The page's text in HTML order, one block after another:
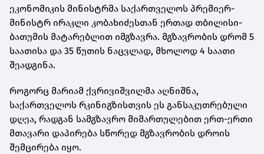
ეკონომიკის მინისტრმა საქართველოს პრემიერ-
მინისტრ ირაკლი კობახიძესთან ერთად თბილისი-
ბათუმის მატარებლით იმგზავრა. მგზავრობის დრომ 5
საათისა და 35 წუთის ნაცვლად, მხოლოდ 4 საათი
შეადგინა.
როგორც მარიამ ქვრივიშვილმა აღნიშნა,
საქართველოს რკინიგზისთვის ეს განსაკუთრებული
დღეა, რადგან სამგზავრო მიმართულებით ერთ-ერთი
მთავარი დაპირება სწორედ მგზავრობის დროის
შემცირება იყო.